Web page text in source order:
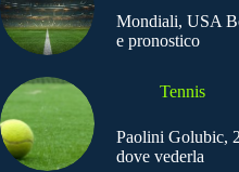
Mondiali, USA
e pronostico
Tennis
Paolini Golubic,
dove vederla